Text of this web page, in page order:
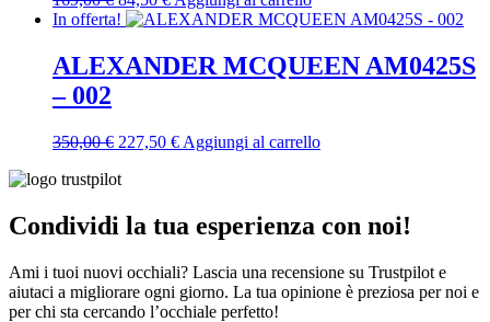
prezzo
era:
169,00 €.
prezzo
è:
84,50 €.
In offerta!
ALEXANDER MCQUEEN AM0425S
– 002
350,00€ Il
originale
350,00 €.
227,50 €Il
227,50 €.
Aggiungi al carrello
Condividi la tua esperienza con noi!
Ami i tuoi nuovi occhiali? Lascia una recensione su Trustpilot e
aiutaci a migliorare ogni giorno. La tua opinione è preziosa per noi e
per chi sta cercando l’occhiale perfetto!